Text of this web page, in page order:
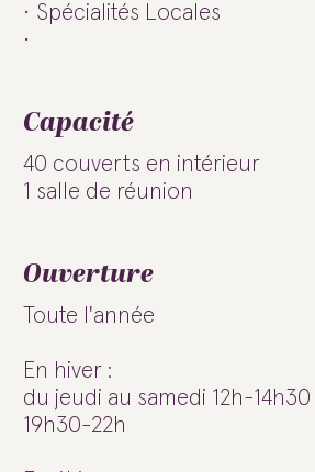
Spécialités Locales
Capacité
40 couverts en intérieur
1 salle de réunion
Ouverture
Toute l'année
En hiver :
du jeudi au samedi 12h-
19h30-22h